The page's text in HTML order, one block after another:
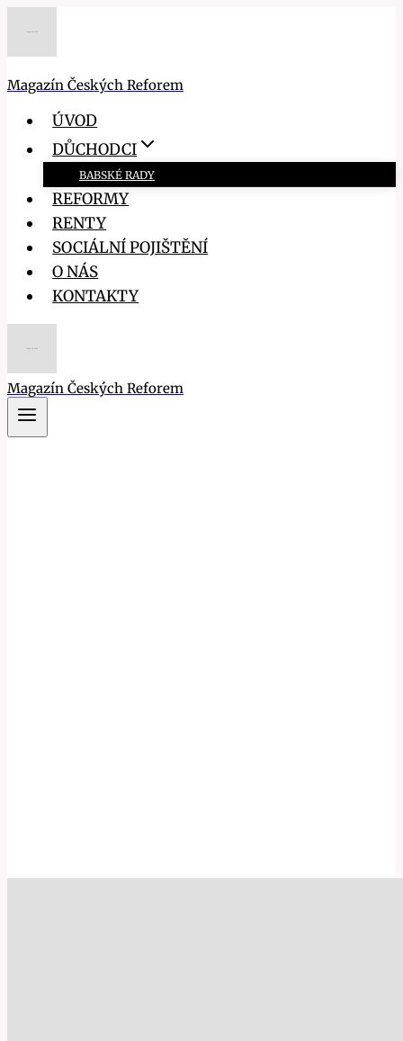
Magazín Českých Reforem
ÚVOD
DŮCHODCI
BABSKÉ RADY
REFORMY
RENTY
SOCIÁLNÍ POJIŠTĚNÍ
O NÁS
KONTAKTY
Magazín Českých Reforem